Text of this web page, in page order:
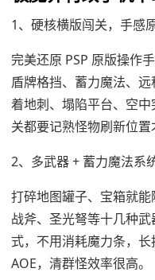
1、硬核横版闯关，手感
完美还原 PSP 原版操作
盾牌格挡、蓄力魔法、
着地刺、塌陷平台、空
关都要记熟怪物刷新位置
2、多武器 + 蓄力魔法系
打碎地图罐子、宝箱就
战斧、圣光弩等十几种
式，不用消耗魔力条，
AOE，清群怪效率很高。